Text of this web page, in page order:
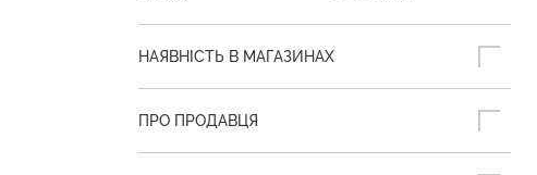
НАЯВНІСТЬ В МАГАЗИНАХ
ПРО ПРОДАВЦЯ